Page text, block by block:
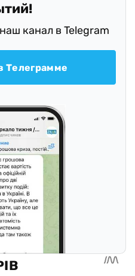
канал в Telegram
Телеграмме